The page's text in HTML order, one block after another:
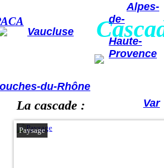
La cascade :
Paysage
du-Rhône
Vaucluse
Var
Alpes-
de-
Haute-
Provence